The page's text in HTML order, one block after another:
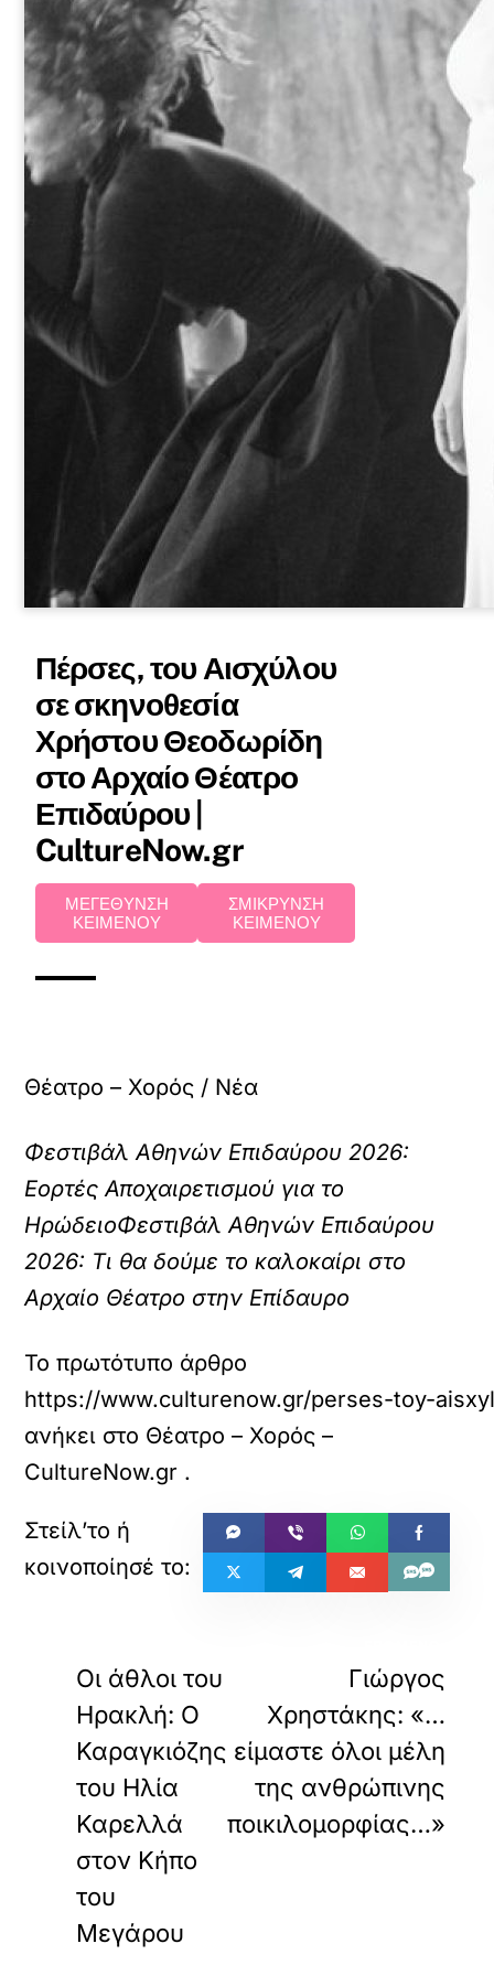
Πέρσες, του Αισχύλου
σε σκηνοθεσία
Χρήστου Θεοδωρίδη
στο Αρχαίο Θέατρο
Επιδαύρου |
CultureNow.gr
ΜΕΓΕΘΥΝΣΗ
ΚΕΙΜΕΝΟΥ
ΣΜΙΚΡΥΝΣΗ
ΚΕΙΜΕΝΟΥ
Θέατρο – Χορός / Νέα
Φεστιβάλ Αθηνών Επιδαύρου 2026:
Εορτές Αποχαιρετισμού για το
ΗρώδειοΦεστιβάλ Αθηνών Επιδαύρου
2026: Τι θα δούμε το καλοκαίρι στο
Αρχαίο Θέατρο στην Επίδαυρο
Το πρωτότυπο άρθρο
https://www.culturenow.gr/perses-toy-
ανήκει στο Θέατρο – Χορός –
CultureNow.gr .
Οι άθλοι του
Ηρακλή: Ο
Καραγκιόζης
του Ηλία
Καρελλά
στον Κήπο
του
Μεγάρου
Γιώργος
Χρηστάκης: «…
είμαστε όλοι μέλη
της ανθρώπινης
ποικιλομορφίας…»